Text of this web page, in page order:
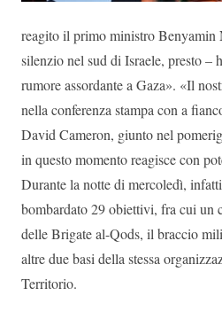
reagito il primo ministro Benyamin
silenzio nel sud di Israele, presto –
rumore assordante a Gaza». «Il
nella conferenza stampa con a
David Cameron, giunto nel
in questo momento reagisce con
Durante la notte di mercoledì,
bombardato 29 obiettivi, fra cui un
delle Brigate al-Qods, il braccio
altre due basi della stessa
Territorio.